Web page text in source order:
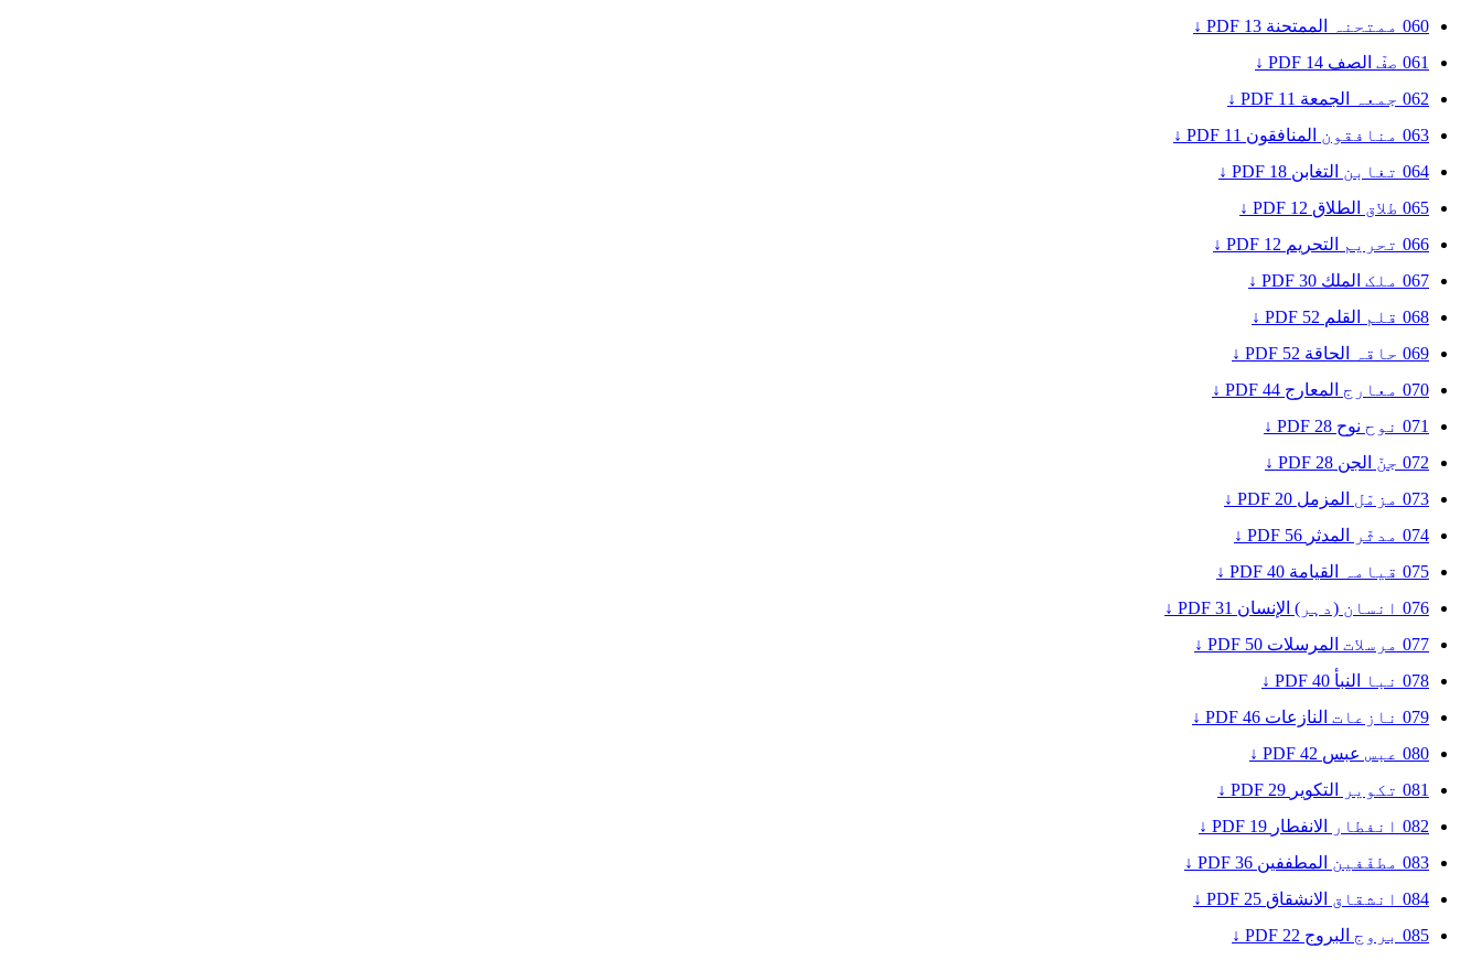
060 ممتحنہ الممتحنة 13
PDF ↓
061 صفّ الصف 14
PDF ↓
062 جمعہ الجمعة 11
PDF ↓
063 منافقون المنافقون 11
PDF ↓
064 تغابن التغابن 18
PDF ↓
065 طلاق الطلاق 12
PDF ↓
066 تحریم التحريم 12
PDF ↓
067 ملک الملك 30
PDF ↓
068 قلم القلم 52
PDF ↓
069 حاقہ الحاقة 52
PDF ↓
070 معارج المعارج 44
PDF ↓
071 نوح نوح 28
PDF ↓
072 جنّ الجن 28
PDF ↓
073 مزمّل المزمل 20
PDF ↓
074 مدثّر المدثر 56
PDF ↓
075 قیامہ القيامة 40
PDF ↓
076 انسان (دہر) الإنسان 31
PDF ↓
077 مرسلات المرسلات 50
PDF ↓
078 نبا النبأ 40
PDF ↓
079 نازعات النازعات 46
PDF ↓
080 عبس عبس 42
PDF ↓
081 تکویر التكوير 29
PDF ↓
082 انفطار الانفطار 19
PDF ↓
083 مطفّفین المطففين 36
PDF ↓
084 انشقاق الانشقاق 25
PDF ↓
085 بروج البروج 22
PDF ↓